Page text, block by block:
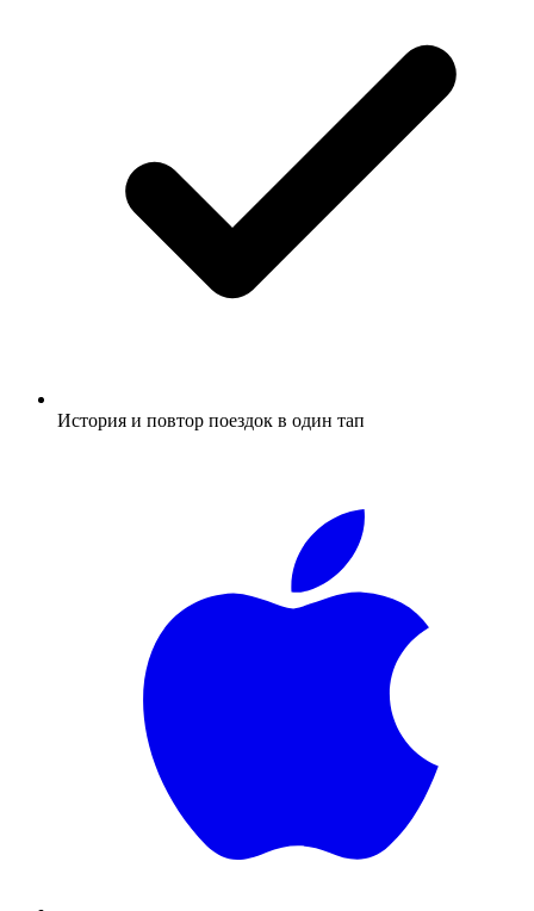
История и повтор поездок в один тап